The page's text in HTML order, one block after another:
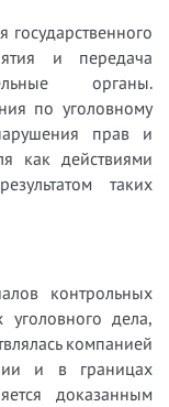
и передача
органы.
по уголовному
прав и
как действиями
таких
контрольных
дела,
компанией
и в границах
доказанным